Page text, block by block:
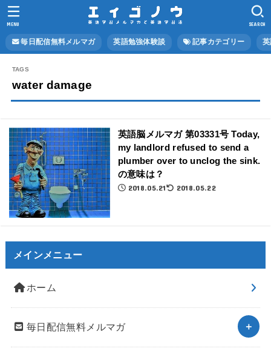
毎日配信無料メルマガ 英語勉強体験談 記事カテゴリー
SEARCH
MENU
water damage
英語脳メルマガ 第03331号 Today,
my landlord refused to send a
plumber over to unclog the sink.
の意味は？
2018.05.21 2018.05.22
メインメニュー
ホーム
毎日配信無料メルマガ